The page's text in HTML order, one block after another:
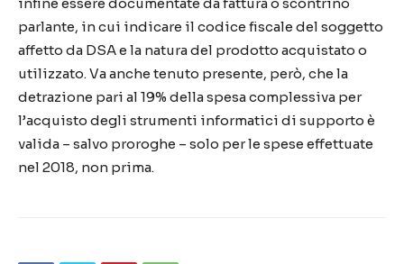
parlante, in cui indicare il codice fiscale del soggetto
affetto da DSA e la natura del prodotto acquistato o
utilizzato. Va anche tenuto presente, però, che la
detrazione pari al 19% della spesa complessiva per
l’acquisto degli strumenti informatici di supporto è
valida – salvo proroghe – solo per le spese effettuate
nel 2018, non prima.